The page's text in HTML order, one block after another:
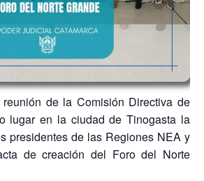
de la Comisión Directiva de
lugar en la ciudad de Tinogasta la
presidentes de las Regiones NEA y
de creación del Foro del Norte